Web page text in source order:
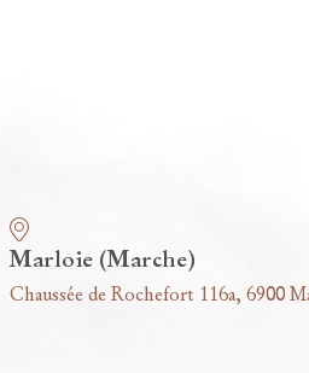
Marloie (Marche)
Chaussée de Rochefort 116a, 6900